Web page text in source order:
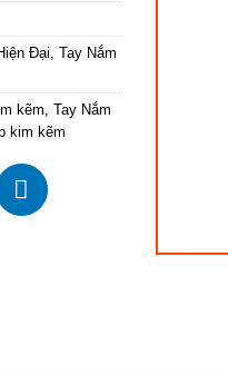
Đại ,Tay Nắm
kẽm ,Tay Nắm
kim kẽm